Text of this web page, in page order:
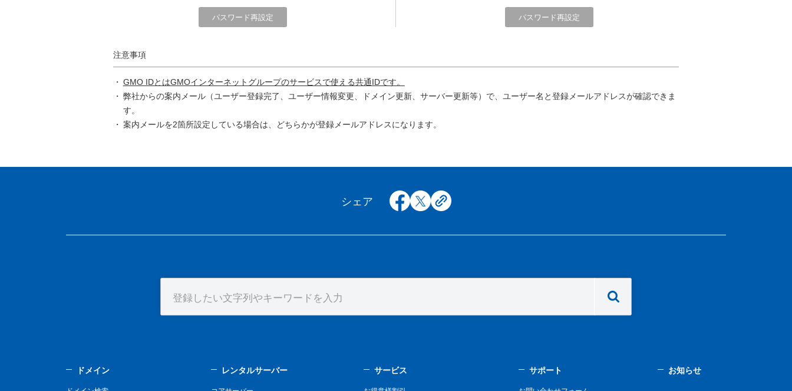
注意事項
GMO IDとはGMOインターネットグループのサービスで使える共通IDです。
弊社からの案内メール（ユーザー登録完了、ユーザー情報変更、ドメイン更新、サーバー更新等）で、ユーザー名と登録メールアドレスが確認できま
す。
案内メールを2箇所設定している場合は、どちらかが登録メールアドレスになります。
シェア facebook
x copy
ドメイン レンタルサーバー サービス サポート お知らせ